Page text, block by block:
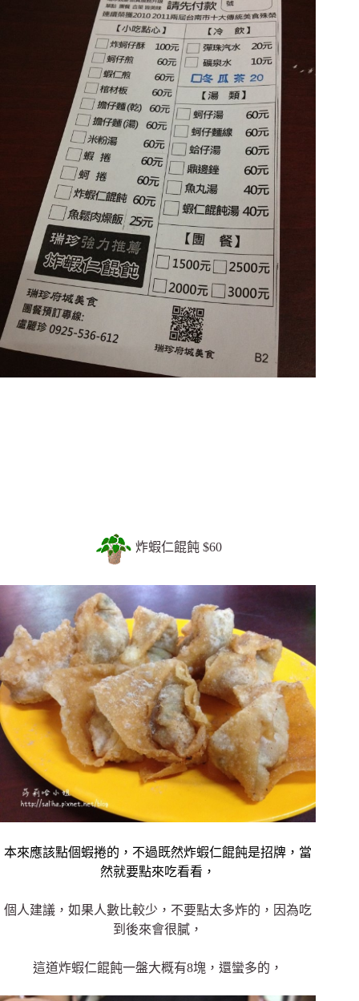
炸蝦仁餛飩 $60
本來應該點個蝦捲的，不過既然炸蝦仁餛飩是招牌，當
然就要點來吃看看，
個人建議，如果人數比較少，不要點太多炸的，因為吃
到後來會很膩，
這道炸蝦仁餛飩一盤大概有8塊，還蠻多的，